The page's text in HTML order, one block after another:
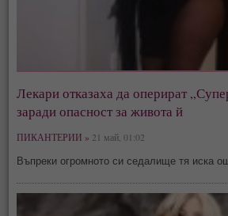
Лекари отказаха да оперират
заради опасност за живота й
ПИКАНТЕРИИ » 21 май, 01:02
Въпреки огромното си седалище тя иска